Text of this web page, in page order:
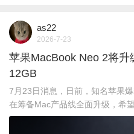
as22
2026-7-23
苹果MacBook Neo 2将
12GB
7月23日消息，日前，知名苹果
在筹备Mac产品线全面升级，希望